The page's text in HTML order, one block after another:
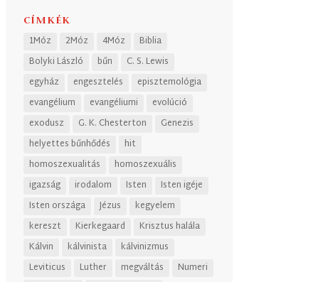
CÍMKÉK
1Móz 2Móz 4Móz
Biblia
Bolyki László
bűn
C. S. Lewis
egyház
engesztelés
episztemológia
evangélium
evangéliumi
evolúció
exodusz
G. K. Chesterton
Genezis
helyettes bűnhődés
hit
homoszexualitás
homoszexuális
igazság
irodalom Isten
Isten igéje
Isten országa
Jézus
kegyelem
kereszt
Kierkegaard
Krisztus halála
Kálvin
kálvinista
kálvinizmus
Leviticus
Luther megváltás
Numeri